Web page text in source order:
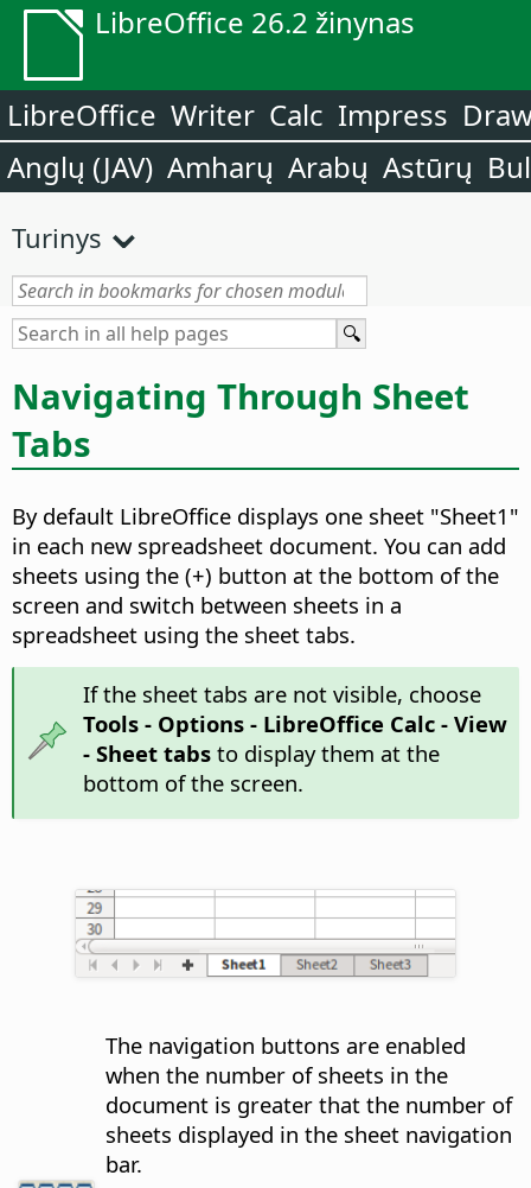
LibreOffice 26.2 žinynas
LibreOffice Writer Calc Impress
Anglų (JAV) Amharų Arabų Astūrų
Turinys
Navigating Through Sheet
Tabs
By default LibreOffice displays one sheet "Sheet1"
in each new spreadsheet document. You can add
sheets using the (+) button at the bottom of the
screen and switch between sheets in a
spreadsheet using the sheet tabs.
If the sheet tabs are not visible, choose
Tools - Options- LibreOffice Calc - View
- Sheet tabsto display them at the
bottom of the screen.
The navigation buttons are enabled
when the number of sheets in the
document is greater that the number of
sheets displayed in the sheet navigation
bar.